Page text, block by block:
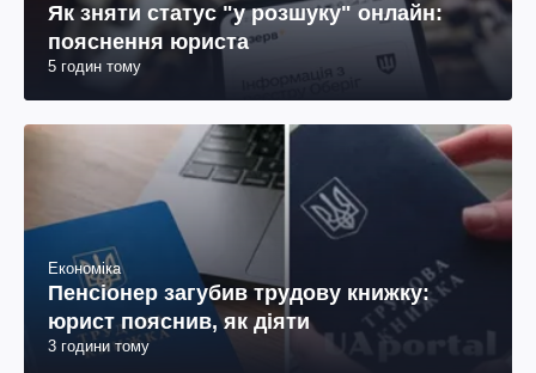
Як зняти статус "у розшуку" онлайн:
пояснення юриста
5 годин тому
Економіка
Пенсіонер загубив трудову книжку:
юрист пояснив, як діяти
3 години тому